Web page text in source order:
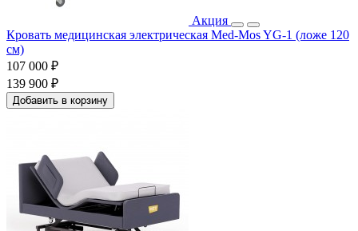
Акция
Кровать медицинская электрическая Med-Mos YG-1 (ложе 120
см)
107 000 ₽
139 900 ₽
Добавить в корзину